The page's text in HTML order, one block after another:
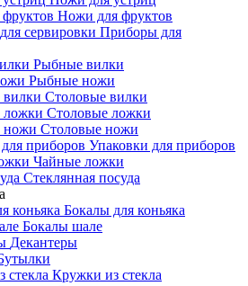
Ножи для фруктов
Приборы для
Рыбные вилки
Рыбные ножи
Столовые вилки
Столовые ложки
Столовые ножи
Упаковки для приборов
Чайные ложки
Стеклянная посуда
Бокалы для коньяка
Бокалы шале
Декантеры
Кружки из стекла